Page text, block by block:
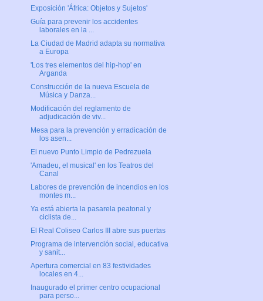
Exposición 'África: Objetos y Sujetos'
Guía para prevenir los accidentes
laborales en la ...
La Ciudad de Madrid adapta su normativa
a Europa
'Los tres elementos del hip-hop' en
Arganda
Construcción de la nueva Escuela de
Música y Danza...
Modificación del reglamento de
adjudicación de viv...
Mesa para la prevención y erradicación de
los asen...
El nuevo Punto Limpio de Pedrezuela
'Amadeu, el musical' en los Teatros del
Canal
Labores de prevención de incendios en los
montes m...
Ya está abierta la pasarela peatonal y
ciclista de...
El Real Coliseo Carlos III abre sus puertas
Programa de intervención social, educativa
y sanit...
Apertura comercial en 83 festividades
locales en 4...
Inaugurado el primer centro ocupacional
para perso...